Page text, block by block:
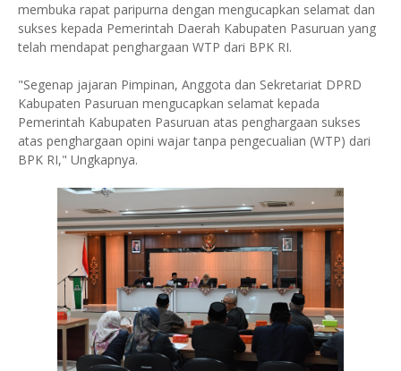
membuka rapat paripurna dengan mengucapkan selamat dan
sukses kepada Pemerintah Daerah Kabupaten Pasuruan yang
telah mendapat penghargaan WTP dari BPK RI.
"Segenap jajaran Pimpinan, Anggota dan Sekretariat DPRD
Kabupaten Pasuruan mengucapkan selamat kepada
Pemerintah Kabupaten Pasuruan atas penghargaan sukses
atas penghargaan opini wajar tanpa pengecualian (WTP) dari
BPK RI," Ungkapnya.